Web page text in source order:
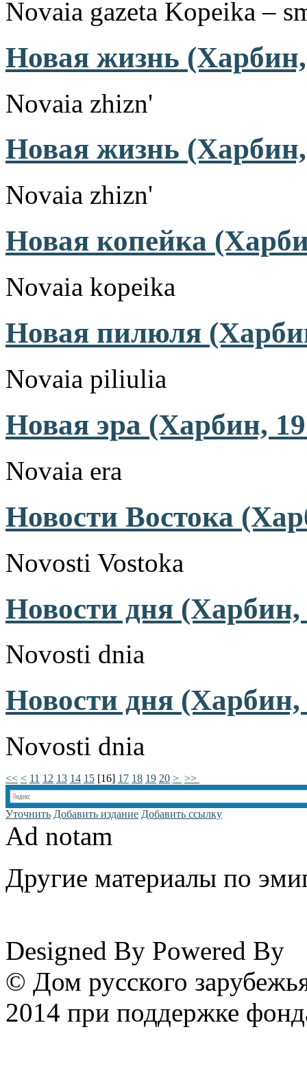
Novaia gazeta Kopeika –
Новая жизнь (Харбин,
Novaia zhizn'
Новая жизнь
Novaia zhizn'
Новая копейка
Novaia kopeika
Новая пилюля
Novaia piliulia
Новая эра (Харбин,
Novaia era
Новости Востока
Novosti Vostoka
Новости дня (Харбин,
Novosti dnia
Новости дня (Харбин,
Novosti dnia
<< < 11 12 13 14 15 [16] 17 18 19 20 > >>
Уточнить Добавить издание Добавить ссылку
Ad notam
Другие материалы по
Designed By Powered By
© Дом русского
2014 при поддержке